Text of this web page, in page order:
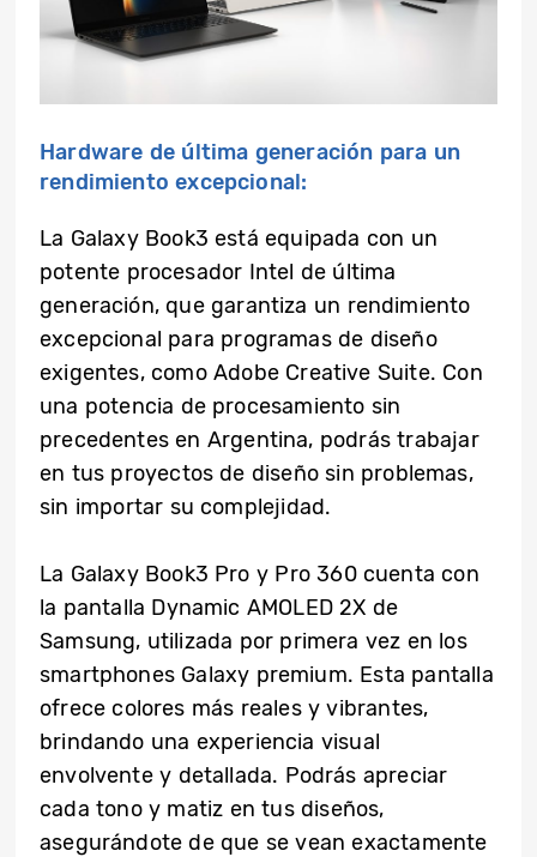
Hardware de última generación para un
rendimiento excepcional:
La Galaxy Book3 está equipada con un
potente procesador Intel de última
generación, que garantiza un rendimiento
excepcional para programas de diseño
exigentes, como Adobe Creative Suite. Con
una potencia de procesamiento sin
precedentes en Argentina, podrás trabajar
en tus proyectos de diseño sin problemas,
sin importar su complejidad.
La Galaxy Book3 Pro y Pro 360 cuenta con
la pantalla Dynamic AMOLED 2X de
Samsung, utilizada por primera vez en los
smartphones Galaxy premium. Esta pantalla
ofrece colores más reales y vibrantes,
brindando una experiencia visual
envolvente y detallada. Podrás apreciar
cada tono y matiz en tus diseños,
asegurándote de que se vean exactamente